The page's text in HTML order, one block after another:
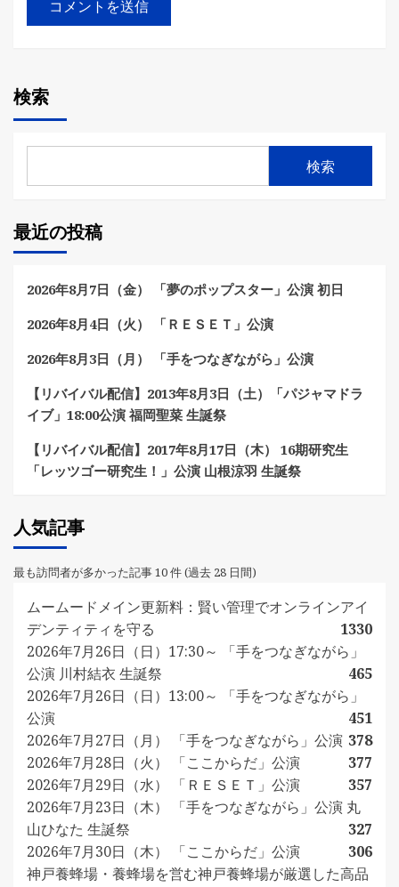
検索
検索
最近の投稿
2026年8月7日（金） 「夢のポップスター」公演 初日
2026年8月4日（火） 「ＲＥＳＥＴ」公演
2026年8月3日（月） 「手をつなぎながら」公演
【リバイバル配信】2013年8月3日（土）「パジャマドラ
イブ」18:00公演 福岡聖菜 生誕祭
【リバイバル配信】2017年8月17日（木） 16期研究生
「レッツゴー研究生！」公演 山根涼羽 生誕祭
人気記事
最も訪問者が多かった記事 10 件 (過去 28 日間)
ムームードメイン更新料：賢い管理でオンラインアイ
デンティティを守る
1330
2026年7月26日（日）17:30～ 「手をつなぎながら」
公演 川村結衣 生誕祭
465
2026年7月26日（日）13:00～ 「手をつなぎながら」
公演
451
2026年7月27日（月） 「手をつなぎながら」公演 378
2026年7月28日（火） 「ここからだ」公演
377
2026年7月29日（水） 「ＲＥＳＥＴ」公演
357
2026年7月23日（木） 「手をつなぎながら」公演 丸
山ひなた 生誕祭
327
2026年7月30日（木） 「ここからだ」公演
306
神戸養蜂場・養蜂場を営む神戸養蜂場が厳選した高品